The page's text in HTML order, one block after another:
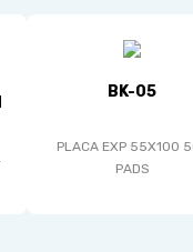
BK-05
PLACA EXP 55X100
PADS